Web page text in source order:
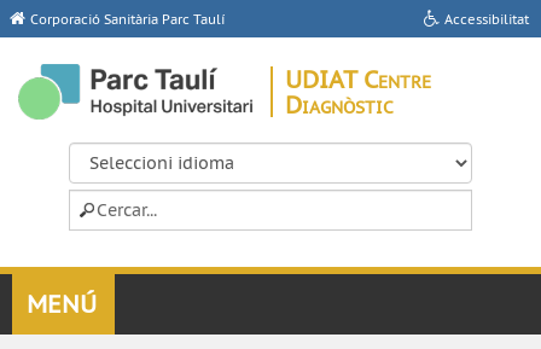
Corporació Sanitària Parc Taulí Accessibilitat
UDIAT Centre
Diagnòstic